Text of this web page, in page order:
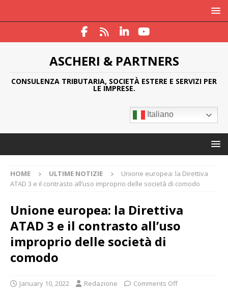
ASCHERI & PARTNERS
CONSULENZA TRIBUTARIA, SOCIETÀ ESTERE E SERVIZI PER
LE IMPRESE.
Italiano
HOME ULTIME NOTIZIE
Unione europea: la Direttiva
ATAD 3 e il contrasto all’uso improprio delle società di comodo
Unione europea: la Direttiva
ATAD 3 e il contrasto all’uso
improprio delle società di
comodo
January 10, 2022 Redazione Comments Off